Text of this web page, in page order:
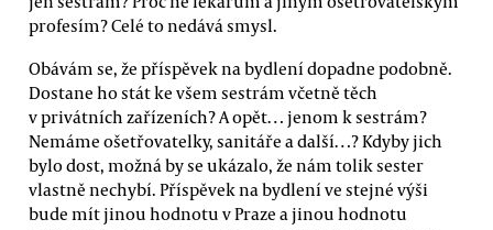
profesím? Celé to nedává smysl.
Obávám se, že příspěvek na bydlení dopadne podobně.
Dostane ho stát ke všem sestrám včetně těch
v privátních zařízeních? A opět… jenom k sestrám?
Nemáme ošetřovatelky, sanitáře a další…? Kdyby jich
bylo dost, možná by se ukázalo, že nám tolik sester
vlastně nechybí. Příspěvek na bydlení ve stejné výši
bude mít jinou hodnotu v Praze a jinou hodnotu